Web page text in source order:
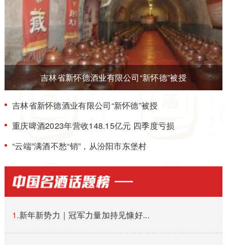
吉林省新怀德酒业有限公司“新怀德”被授
吉林省新怀德酒业有限公司“新怀德”被授
重庆啤酒2023年营收148.15亿元 四季度亏损
“云端”满酒不愁“销”，从汾阳市东堡村
1.新年新势力｜冠军力量加持见慷好...